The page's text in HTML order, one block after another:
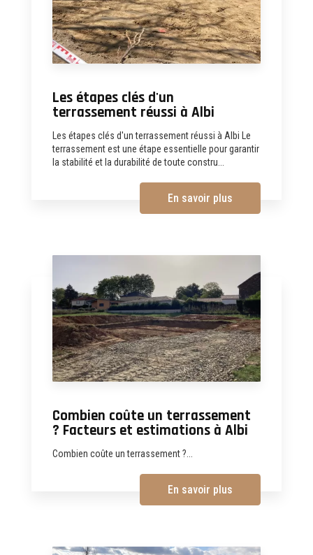
Les étapes clés d'un
terrassement réussi à Albi
Les étapes clés d'un terrassement réussi à Albi Le
terrassement est une étape essentielle pour garantir
la stabilité et la durabilité de toute constru...
En savoir plus
Combien coûte un terrassement
? Facteurs et estimations à Albi
Combien coûte un terrassement ?...
En savoir plus